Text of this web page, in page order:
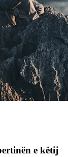
e këtij